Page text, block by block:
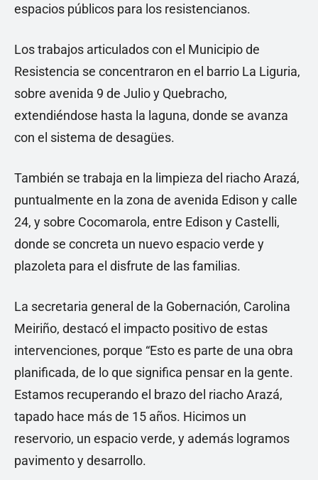
espacios públicos para los resistencianos.
Los trabajos articulados con el Municipio de
Resistencia se concentraron en el barrio La Liguria,
sobre avenida 9 de Julio y Quebracho,
extendiéndose hasta la laguna, donde se avanza
con el sistema de desagües.
También se trabaja en la limpieza del riacho Arazá,
puntualmente en la zona de avenida Edison y calle
24, y sobre Cocomarola, entre Edison y Castelli,
donde se concreta un nuevo espacio verde y
plazoleta para el disfrute de las familias.
La secretaria general de la Gobernación, Carolina
Meiriño, destacó el impacto positivo de estas
intervenciones, porque “Esto es parte de una obra
planificada, de lo que significa pensar en la gente.
Estamos recuperando el brazo del riacho Arazá,
tapado hace más de 15 años. Hicimos un
reservorio, un espacio verde, y además logramos
pavimento y desarrollo.